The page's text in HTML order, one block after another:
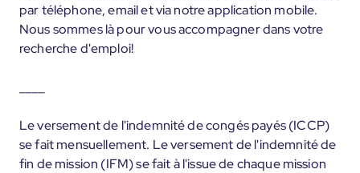
par téléphone, email et via notre application mobile.
Nous sommes là pour vous accompagner dans votre
recherche d'emploi!
Le versement de l'indemnité de congés payés (ICCP)
se fait mensuellement. Le versement de l'indemnité de
fin de mission (IFM) se fait à l'issue de chaque mission